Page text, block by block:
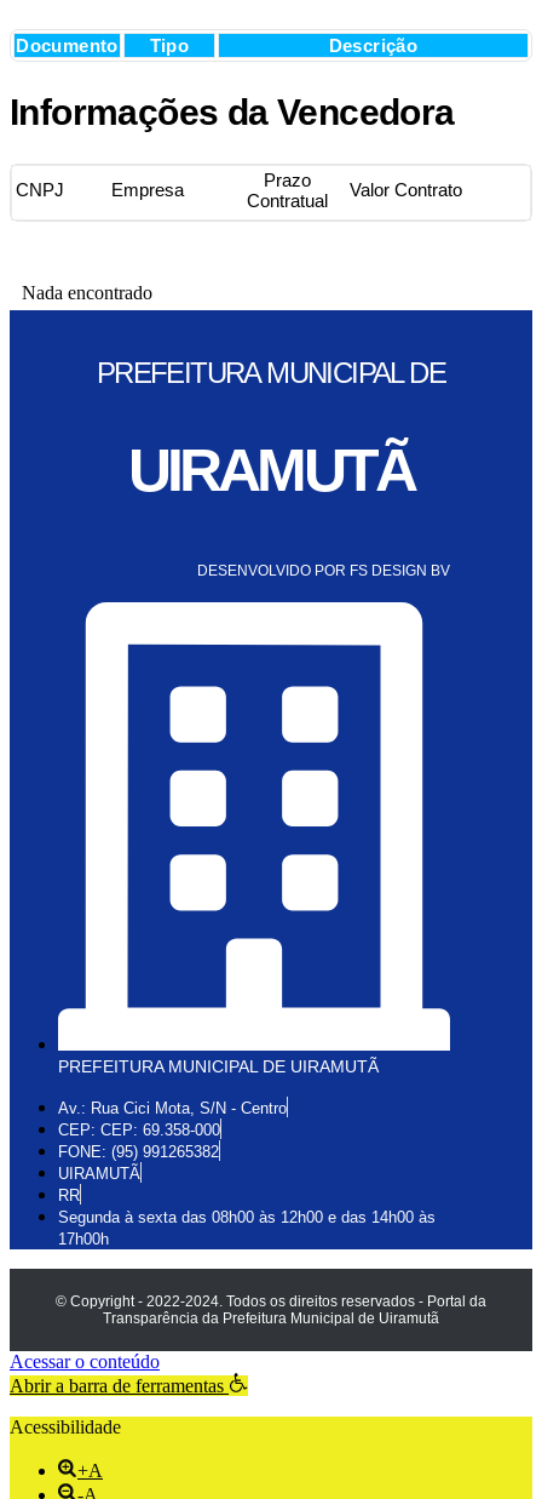
Documento Tipo Descrição
Informações da Vencedora
CNPJ Empresa
Prazo
Contratual
Valor Contrato
Nada encontrado
PREFEITURA MUNICIPAL DE
UIRAMUTÃ
DESENVOLVIDO POR FS DESIGN BV
PREFEITURA MUNICIPAL DE UIRAMUTÃ
Av.: Rua Cici Mota, S/N - Centro
CEP: CEP: 69.358-000
FONE: (95) 991265382
UIRAMUTÃ
RR
Segunda à sexta das 08h00 às 12h00 e das 14h00 às
17h00h
© Copyright - 2022-2024. Todos os direitos reservados - Portal da
Transparência da Prefeitura Municipal de Uiramutã
Acessar o conteúdo
Abrir a barra de ferramentas
Acessibilidade
+A
-A